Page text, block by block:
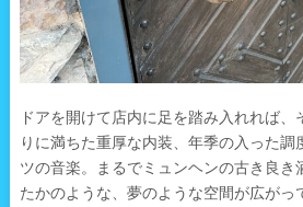
ドアを開けて店内に足を踏み入れれば、
りに満ちた重厚な内装、年季の入った調
ツの音楽。まるでミュンヘンの古き良き
たかのような、夢のような空間が広がっ